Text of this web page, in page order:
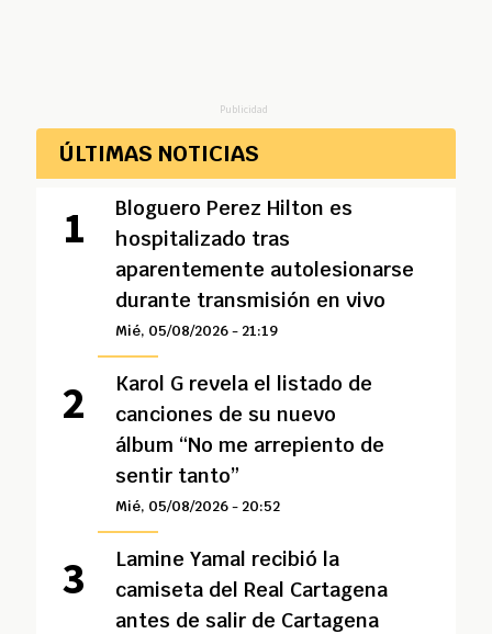
Publicidad
ÚLTIMAS NOTICIAS
Bloguero Perez Hilton es
hospitalizado tras
aparentemente autolesionarse
durante transmisión en vivo
Mié, 05/08/2026 - 21:19
Karol G revela el listado de
canciones de su nuevo
álbum “No me arrepiento de
sentir tanto”
Mié, 05/08/2026 - 20:52
Lamine Yamal recibió la
camiseta del Real Cartagena
antes de salir de Cartagena